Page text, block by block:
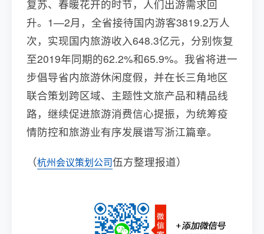
复苏、春暖花开的时节，人们出游需求回
升。1—2月，全省接待国内游客3819.2万人
次，实现国内旅游收入648.3亿元，分别恢复
至2019年同期的62.2%和65.9%。我省将进一
步倡导省内旅游休闲度假，并在长三角地区
联合策划跨区域、主题性文旅产品和精品线
路，继续促进旅游消费信心提振，为统筹疫
情防控和旅游业有序发展谱写浙江篇章。
（杭州会议策划公司伍方整理报道）